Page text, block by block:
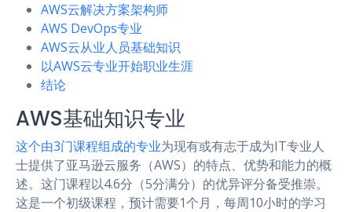
AWS云解决方案架构师
AWS DevOps专业
AWS云从业人员基础知识
以AWS云专业开始职业生涯
结论
AWS基础知识专业
这个由3门课程组成的专业为现有或有志于成为IT专业人
士提供了亚马逊云服务（AWS）的特点、优势和能力的概
述。这门课程以4.6分（5分满分）的优异评分备受推崇。
这是一个初级课程，预计需要1个月，每周10小时的学习